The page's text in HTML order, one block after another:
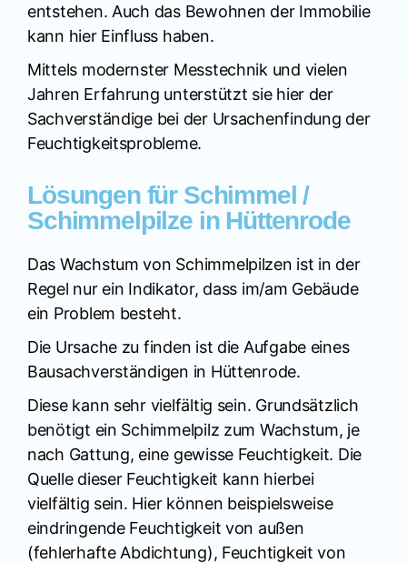
entstehen. Auch das Bewohnen der Immobilie
kann hier Einfluss haben.
Mittels modernster Messtechnik und vielen
Jahren Erfahrung unterstützt sie hier der
Sachverständige bei der Ursachenfindung der
Feuchtigkeitsprobleme.
Lösungen für Schimmel /
Schimmelpilze in Hüttenrode
Das Wachstum von Schimmelpilzen ist in der
Regel nur ein Indikator, dass im/am Gebäude
ein Problem besteht.
Die Ursache zu finden ist die Aufgabe eines
Bausachverständigen in Hüttenrode.
Diese kann sehr vielfältig sein. Grundsätzlich
benötigt ein Schimmelpilz zum Wachstum, je
nach Gattung, eine gewisse Feuchtigkeit. Die
Quelle dieser Feuchtigkeit kann hierbei
vielfältig sein. Hier können beispielsweise
eindringende Feuchtigkeit von außen
(fehlerhafte Abdichtung), Feuchtigkeit von